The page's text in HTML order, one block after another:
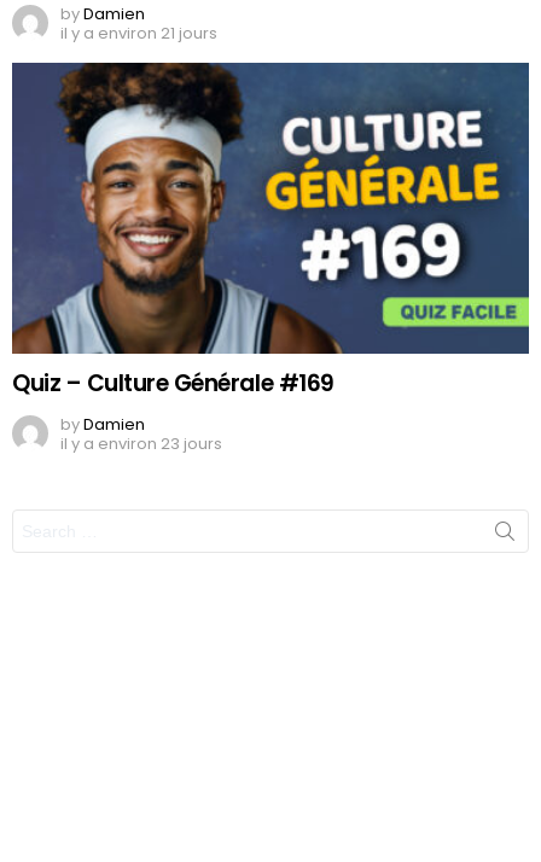
byDamien
il y a environ 21 jours
Quiz – Culture Générale #169
byDamien
il y a environ 23 jours